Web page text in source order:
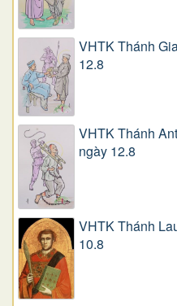
VHTK Thánh
12.8
VHTK Thánh
ngày 12.8
VHTK Thánh
10.8